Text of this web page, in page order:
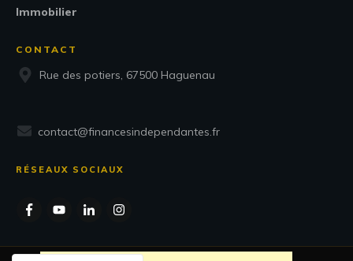
Immobilier
CONTACT
Rue des potiers, 67500 Haguenau
contact@financesindependantes.fr
RÉSEAUX SOCIAUX